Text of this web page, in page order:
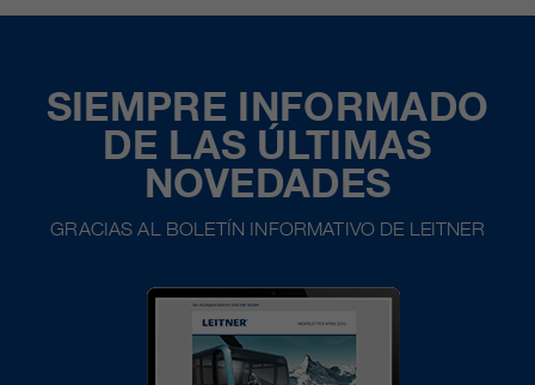
SIEMPRE INFORMADO
DE LAS ÚLTIMAS
NOVEDADES
GRACIAS AL BOLETÍN INFORMATIVO DE LEITNER